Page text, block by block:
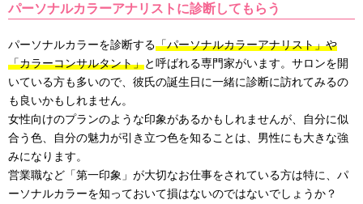
パーソナルカラーアナリストに診断してもらう
パーソナルカラーを診断する「パーソナルカラーアナリスト」や
「カラーコンサルタント」と呼ばれる専門家がいます。サロンを開
いている方も多いので、彼氏の誕生日に一緒に診断に訪れてみるの
も良いかもしれません。
女性向けのプランのような印象があるかもしれませんが、自分に似
合う色、自分の魅力が引き立つ色を知ることは、男性にも大きな強
みになります。
営業職など「第一印象」が大切なお仕事をされている方は特に、パ
ーソナルカラーを知っておいて損はないのではないでしょうか？